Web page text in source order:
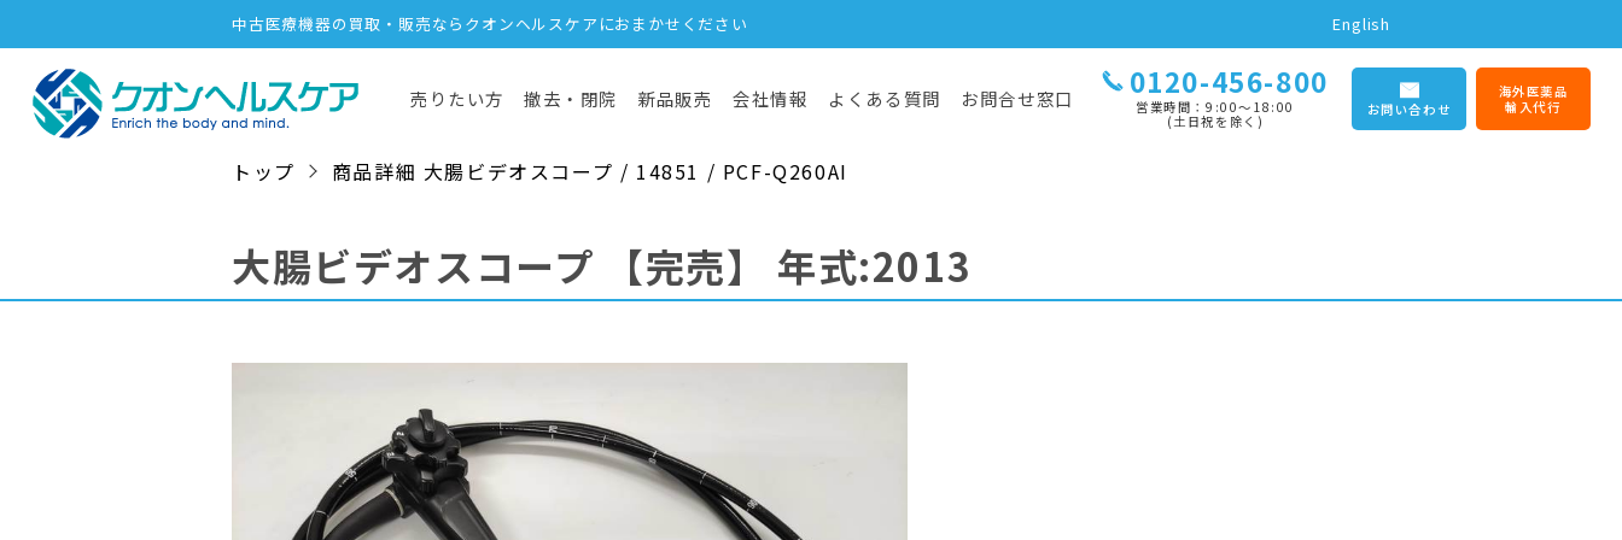
中古医療機器の買取・販売ならクオンヘルスケアにおまかせください English
売りたい方 撤去・閉院 新品販売 会社情報 よくある質問 お問合せ窓口 0120-456-800
営業時間：9:00〜18:00
(土日祝を除く)
お問い合わせ
海外医薬品
輸入代行
トップ 商品詳細 大腸ビデオスコープ / 14851 / PCF-Q260AI
大腸ビデオスコープ 【完売】 年式:2013